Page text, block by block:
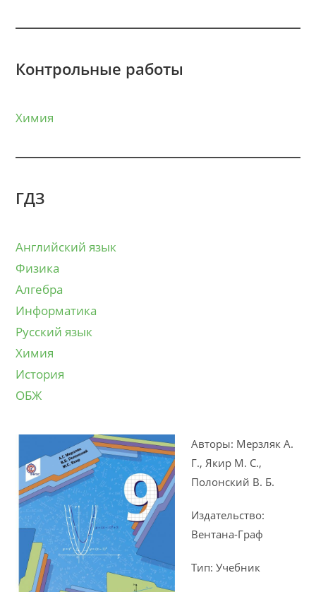
Контрольные работы
Химия
ГДЗ
Английский язык
Физика
Алгебра
Информатика
Русский язык
Химия
История
ОБЖ
Авторы: Мерзляк А.
Г., Якир М. С.,
Полонский В. Б.
Издательство:
Вентана-Граф
Тип: Учебник